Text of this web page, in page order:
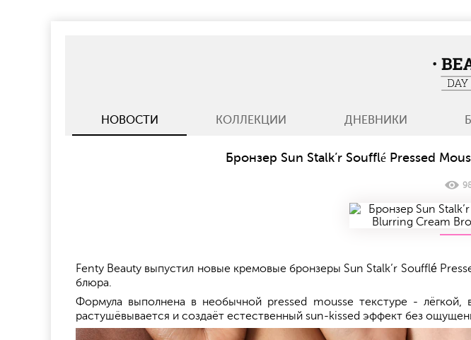
НОВОСТИ КОЛЛЕКЦИИ ДНЕВНИКИ
Бронзер Sun Stalk’r Soufflé Pressed
Fenty Beauty выпустил новые кремовые бронзеры Sun Stalk’r Soufflé
блюра.
Формула выполнена в необычной pressed mousse текстуре -
растушёвывается и создаёт естественный sun-kissed эффект без